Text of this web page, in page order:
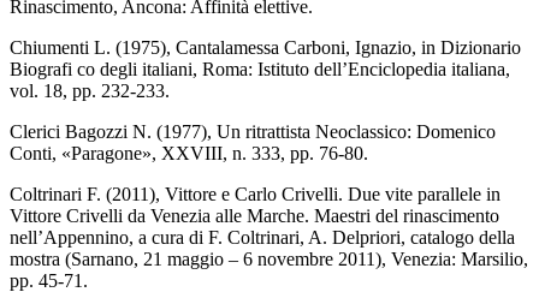
Rinascimento, Ancona: Affinità elettive.
Chiumenti L. (1975), Cantalamessa Carboni, Ignazio, in Dizionario
Biografi co degli italiani, Roma: Istituto dell’Enciclopedia italiana,
vol. 18, pp. 232-233.
Clerici Bagozzi N. (1977), Un ritrattista Neoclassico: Domenico
Conti, «Paragone», XXVIII, n. 333, pp. 76-80.
Coltrinari F. (2011), Vittore e Carlo Crivelli. Due vite parallele in
Vittore Crivelli da Venezia alle Marche. Maestri del rinascimento
nell’Appennino, a cura di F. Coltrinari, A. Delpriori, catalogo della
mostra (Sarnano, 21 maggio – 6 novembre 2011), Venezia: Marsilio,
pp. 45-71.